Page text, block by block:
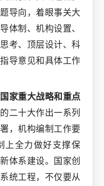
导向，着眼事关大
体制、机构设置、
考、顶层设计、科
导意见和具体工作
家重大战略和重点
二十大作出一系列
，机构编制工作要
上全力做好支撑保
体系建设。国家创
统工程，不仅要从